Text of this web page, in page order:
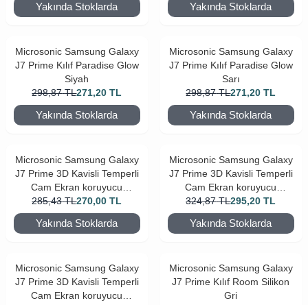
Yakında Stoklarda Yakında Stoklarda
Microsonic Samsung Galaxy
J7 Prime Kılıf Paradise Glow
Siyah
298,87 TL271,20 TL
Yakında Stoklarda
Microsonic Samsung Galaxy
J7 Prime Kılıf Paradise Glow
Sarı
298,87 TL271,20 TL
Yakında Stoklarda
Microsonic Samsung Galaxy
J7 Prime 3D Kavisli Temperli
Cam Ekran koruyucu
Kırılmaz Film Gold
285,43 TL270,00 TL
Yakında Stoklarda
Microsonic Samsung Galaxy
J7 Prime 3D Kavisli Temperli
Cam Ekran koruyucu
Kırılmaz Film Beyaz
324,87 TL295,20 TL
Yakında Stoklarda
Microsonic Samsung Galaxy
J7 Prime 3D Kavisli Temperli
Cam Ekran koruyucu
Microsonic Samsung Galaxy
J7 Prime Kılıf Room Silikon
Gri